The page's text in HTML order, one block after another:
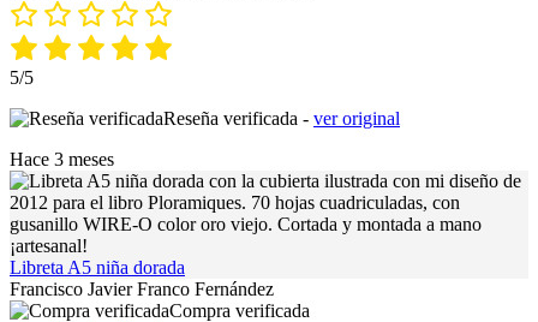
5/5
Reseña verificada - ver original
Hace 3 meses
Libreta A5 niña dorada
Francisco Javier Franco Fernández
Compra verificada